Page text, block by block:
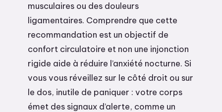
musculaires ou des douleurs
ligamentaires. Comprendre que cette
recommandation est un objectif de
confort circulatoire et non une injonction
rigide aide à réduire l’anxiété nocturne. Si
vous vous réveillez sur le côté droit ou sur
le dos, inutile de paniquer : votre corps
émet des signaux d’alerte, comme un